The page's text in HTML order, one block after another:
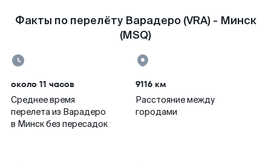
Факты по перелёту Варадеро (VRA) - Минск
(MSQ)
около 11 часов
Среднее время
перелета из Варадеро
в Минск без пересадок
9116 км
Расстояние между
городами